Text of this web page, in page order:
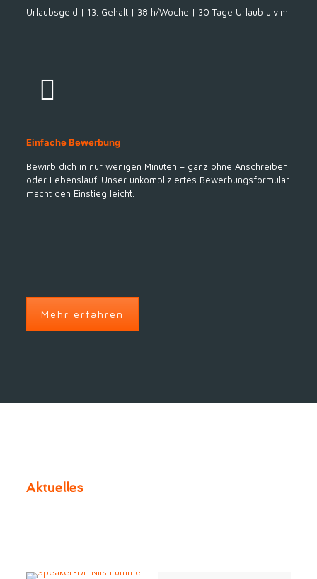
Urlaubsgeld | 13. Gehalt | 38 h/Woche | 30 Tage Urlaub u.v.m.
Einfache Bewerbung
Bewirb dich in nur wenigen Minuten – ganz ohne Anschreiben
oder Lebenslauf. Unser unkompliziertes Bewerbungsformular
macht den Einstieg leicht.
Mehr erfahren
Aktuelles